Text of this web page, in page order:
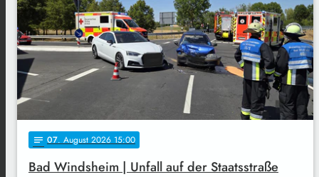
notes 07. August 2026 15:00
Bad Windsheim | Unfall auf der Staatsstraße